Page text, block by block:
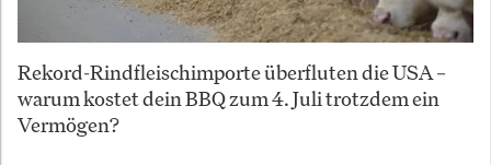
Rekord-Rindfleischimporte überfluten die USA –
warum kostet dein BBQ zum 4. Juli trotzdem ein
Vermögen?